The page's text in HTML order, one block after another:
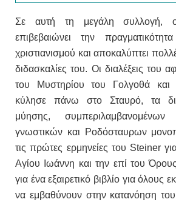
Σε αυτή τη μεγάλη συλλογή,
επιβεβαιώνει την
χριστιανισμού και αποκαλύπτει
διδασκαλίες του. Οι διαλέξεις του
του Μυστηρίου του Γολγοθά και
κύλησε πάνω στο Σταυρό, τα
μύησης,
γνωστικών και Ροδόσταυρων
τις πρώτες ερμηνείες του Steiner
Αγίου Ιωάννη και την επί του Όρους
για ένα εξαιρετικό βιβλίο για όλους
να εμβαθύνουν στην κατανόηση του